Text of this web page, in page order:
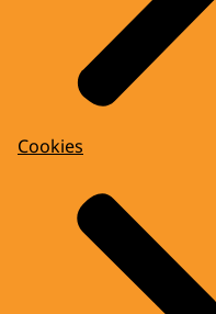
Cookies